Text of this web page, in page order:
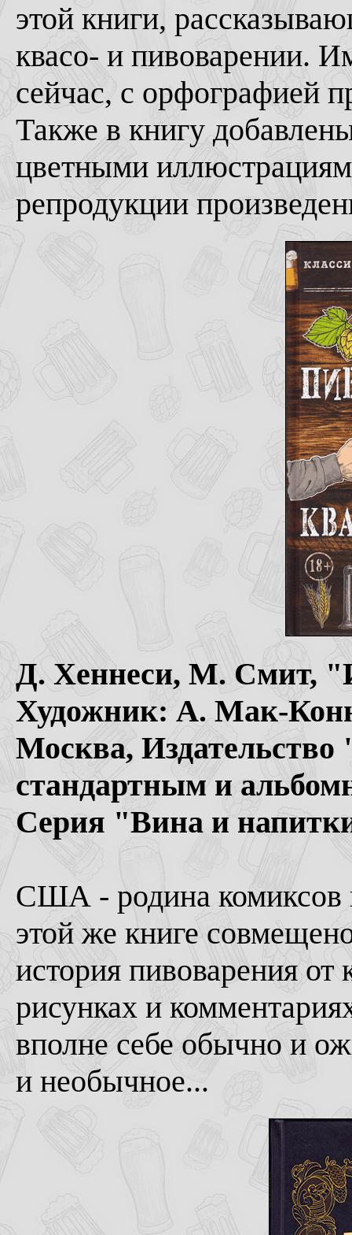
этой книги,
квасо- и пивоварении.
сейчас, с орфографией
Также в книгу
цветными
репродукции
Д. Хеннеси, М. Смит,
Художник: А. Мак-
Москва,
стандартным и
Серия "Вина и
США - родина комиксов
этой же книге
история пивоварения
рисунках и
вполне себе обычно и
и необычное...